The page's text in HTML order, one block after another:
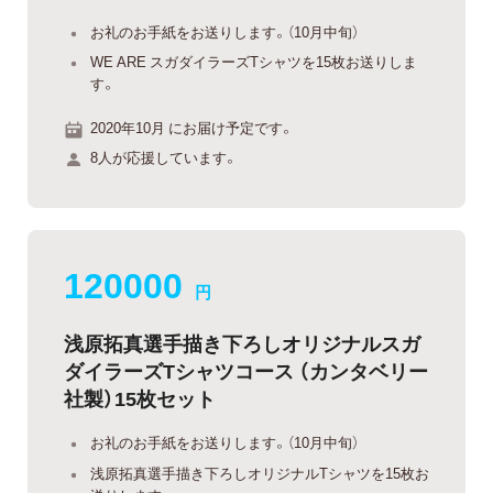
お礼のお手紙をお送りします。（10月中旬）
WE ARE スガダイラーズTシャツを15枚お送りしま
す。
2020年10月 にお届け予定です。
8人が応援しています。
120000 円
浅原拓真選手描き下ろしオリジナルスガ
ダイラーズTシャツコース （カンタベリー
社製）15枚セット
お礼のお手紙をお送りします。（10月中旬）
浅原拓真選手描き下ろしオリジナルTシャツを15枚お